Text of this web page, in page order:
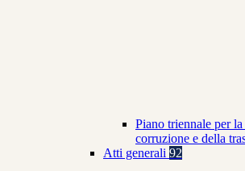
Piano triennale per
corruzione e della
Atti generali 92